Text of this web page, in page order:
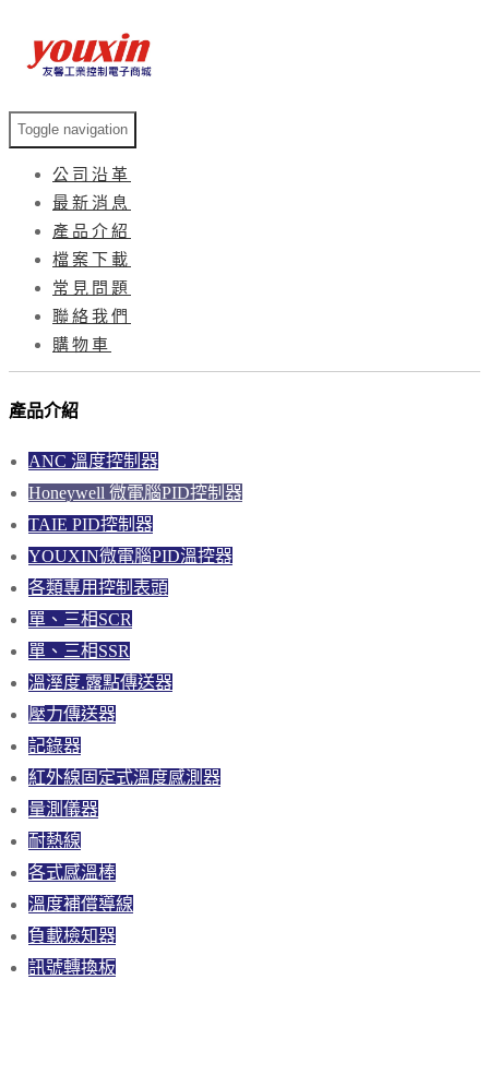
Toggle navigation
公司沿革
最新消息
產品介紹
檔案下載
常見問題
聯絡我們
購物車
產品介紹
ANC 溫度控制器
Honeywell 微電腦PID控制器
TAIE PID控制器
YOUXIN微電腦PID溫控器
各類專用控制表頭
單、三相SCR
單、三相SSR
溫溼度.露點傳送器
壓力傳送器
記錄器
紅外線固定式溫度感測器
量測儀器
耐熱線
各式感溫棒
溫度補償導線
負載檢知器
訊號轉換板